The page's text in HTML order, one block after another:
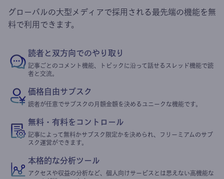
グローバルの大型メディアで採用される最先端の機能を無
料で利用できます。
読者と双方向でのやり取り
記事ごとのコメント機能、トピックに沿って話せるスレッド機能で読
者と交流。
価格自由サブスク
読者が任意でサブスクの月額金額を決めるユニークな機能です。
無料・有料をコントロール
記事によって無料かサブスク限定かを決められ、フリーミアムのサブ
スク運営ができます。
本格的な分析ツール
アクセスや収益の分析など、個人向けサービスとは思えない高機能な